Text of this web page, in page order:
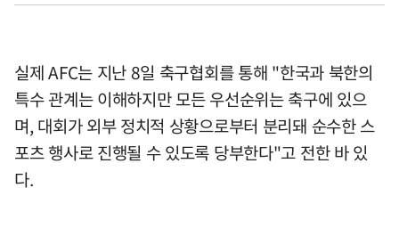
실제 AFC는 지난 8일 축구협회를 통해 "한국과 북한의
특수 관계는 이해하지만 모든 우선순위는 축구에 있으
며, 대회가 외부 정치적 상황으로부터 분리돼 순수한 스
포츠 행사로 진행될 수 있도록 당부한다"고 전한 바 있
다.